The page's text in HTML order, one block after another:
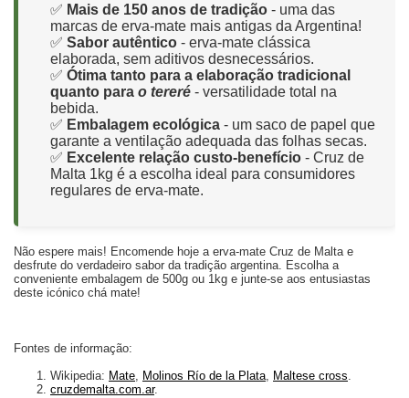
✅ Mais de 150 anos de tradição - uma das
marcas de erva-mate mais antigas da Argentina!
✅ Sabor autêntico - erva-mate clássica
elaborada, sem aditivos desnecessários.
✅ Ótima tanto para a elaboração tradicional
quanto para o tereré - versatilidade total na
bebida.
✅ Embalagem ecológica - um saco de papel que
garante a ventilação adequada das folhas secas.
✅ Excelente relação custo-benefício - Cruz de
Malta 1kg é a escolha ideal para consumidores
regulares de erva-mate.
Não espere mais! Encomende hoje a erva-mate Cruz de Malta e
desfrute do verdadeiro sabor da tradição argentina. Escolha a
conveniente embalagem de 500g ou 1kg e junte-se aos entusiastas
deste icónico chá mate!
Fontes de informação:
Wikipedia: Mate Molinos Río de la Plata Maltese cross
cruzdemalta.com.ar.